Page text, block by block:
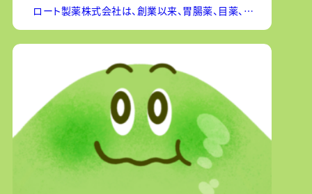
ロート製薬株式会社は、創業以来、胃腸薬、目薬、外
皮用薬・スキンケア商品など、世界中の人々の健康に寄
り添う製品を提供してきました